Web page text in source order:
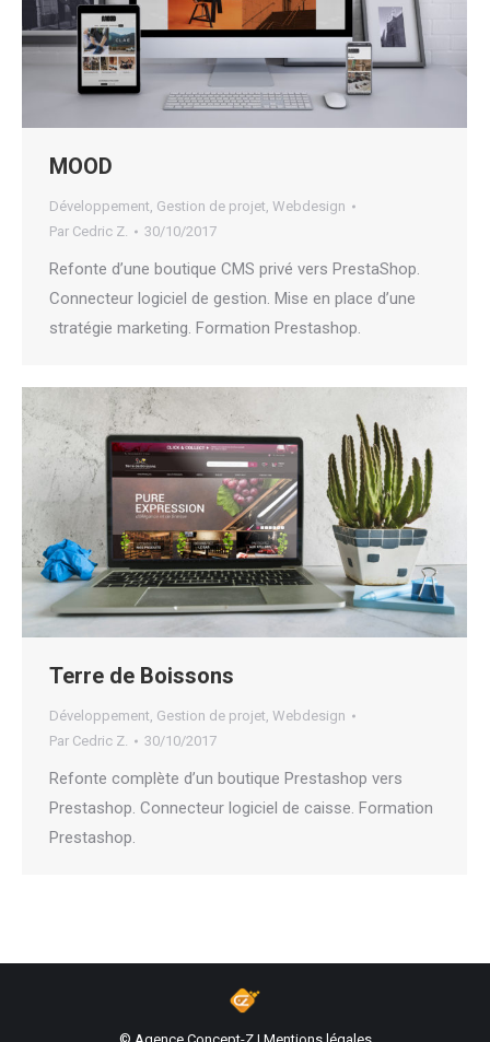
MOOD
Développement, Gestion de projet, Webdesign
Par Cedric Z. 30/10/2017
Refonte d’une boutique CMS privé vers PrestaShop.
Connecteur logiciel de gestion. Mise en place d’une
stratégie marketing. Formation Prestashop.
Terre de Boissons
Développement, Gestion de projet, Webdesign
Par Cedric Z. 30/10/2017
Refonte complète d’un boutique Prestashop vers
Prestashop. Connecteur logiciel de caisse. Formation
Prestashop.
© Agence Concept-Z | Mentions légales